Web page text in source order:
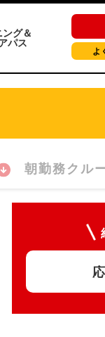
ング＆
パス
よ
朝勤務クル